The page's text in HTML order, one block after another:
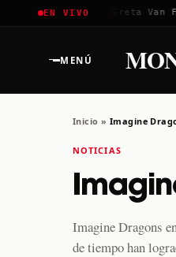
EN VIVO
Coachella 2026 Greta Van
MENÚ
Inicio » Imagine
NOTICIAS
Imagine Dragons
de tiempo han